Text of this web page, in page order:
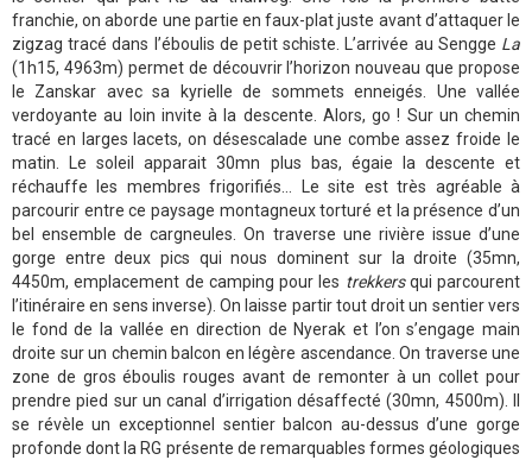
franchie, on aborde une partie en faux-plat juste avant d’attaquer le
zigzag tracé dans l’éboulis de petit schiste. L’arrivée au Sengge La
(1h15, 4963m) permet de découvrir l’horizon nouveau que propose
le Zanskar avec sa kyrielle de sommets enneigés. Une vallée
verdoyante au loin invite à la descente. Alors, go ! Sur un chemin
tracé en larges lacets, on désescalade une combe assez froide le
matin. Le soleil apparait 30mn plus bas, égaie la descente et
réchauffe les membres frigorifiés… Le site est très agréable à
parcourir entre ce paysage montagneux torturé et la présence d’un
bel ensemble de cargneules. On traverse une rivière issue d’une
gorge entre deux pics qui nous dominent sur la droite (35mn,
4450m, emplacement de camping pour les trekkersqui parcourent
l’itinéraire en sens inverse). On laisse partir tout droit un sentier vers
le fond de la vallée en direction de Nyerak et l’on s’engage main
droite sur un chemin balcon en légère ascendance. On traverse une
zone de gros éboulis rouges avant de remonter à un collet pour
prendre pied sur un canal d’irrigation désaffecté (30mn, 4500m). Il
se révèle un exceptionnel sentier balcon au-dessus d’une gorge
profonde dont la RG présente de remarquables formes géologiques